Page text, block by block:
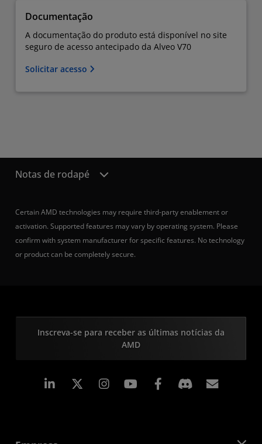
Documentação
A documentação do produto está disponível no site
seguro de acesso antecipado da Alveo V70
Solicitar acesso
Notas de rodapé
Certain AMD technologies may require third-party enablement or
activation. Supported features may vary by operating system. Please
confirm with system manufacturer for specific features. No technology
or product can be completely secure.
Inscreva-se para receber as últimas notícias da
AMD
Linkedin Instagram Facebook